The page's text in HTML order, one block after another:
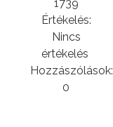
1739
Értékelés:
Nincs
értékelés
Hozzászólások:
0